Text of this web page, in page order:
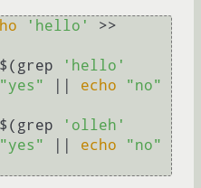
'hello'
>>
'hello'
"yes" echo
"no"
'olleh'
"yes" echo
"no"